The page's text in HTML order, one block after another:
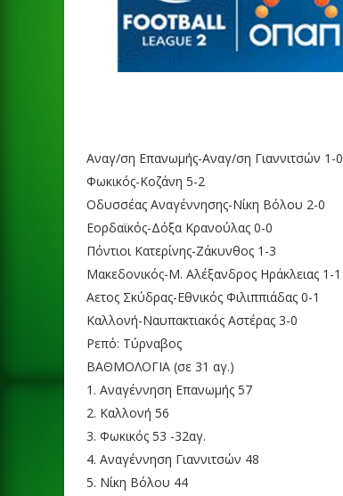
Αναγ/ση Επανωμής-Αναγ/ση Γιαννιτσών 1-0
Φωκικός-Κοζάνη 5-2
Οδυσσέας Αναγέννησης-Νίκη Βόλου 2-0
Εορδαϊκός-Δόξα Κρανούλας 0-0
Πόντιοι Κατερίνης-Ζάκυνθος 1-3
Μακεδονικός-Μ. Αλέξανδρος Ηράκλειας 1-1
Αετος Σκύδρας-Εθνικός Φιλιππιάδας 0-1
Καλλονή-Ναυπακτιακός Αστέρας 3-0
Ρεπό: Τύρναβος
ΒΑΘΜΟΛΟΓΙΑ (σε 31 αγ.)
1. Αναγέννηση Επανωμής 57
2. Καλλονή 56
3. Φωκικός 53 -32αγ.
4. Αναγέννηση Γιαννιτσών 48
5. Νίκη Βόλου 44